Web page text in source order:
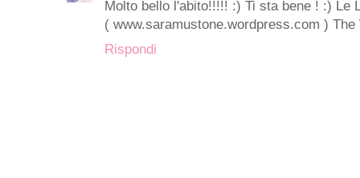
Molto bello l'abito!!!!! :) Ti sta bene ! :) Le
( www.saramustone.wordpress.com )
Rispondi